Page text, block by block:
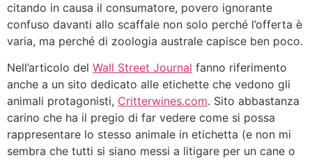
citando in causa il consumatore, povero ignorante
confuso davanti allo scaffale non solo perché l’offerta è
varia, ma perché di zoologia australe capisce ben poco.
Nell’articolo del Wall Street Journal fanno riferimento
anche a un sito dedicato alle etichette che vedono gli
animali protagonisti, Critterwines.com. Sito abbastanza
carino che ha il pregio di far vedere come si possa
rappresentare lo stesso animale in etichetta (e non mi
sembra che tutti si siano messi a litigare per un cane o